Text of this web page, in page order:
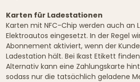
Karten für Ladestationen
Karten mit NFC-Chip werden auch an
Elektroautos eingesetzt. In der Regel
Abonnement aktiviert, wenn der
Ladestation hält. Bei Ikast Etikett
Alternativ kann eine Zahlungskarte
sodass nur die tatsächlich geladene